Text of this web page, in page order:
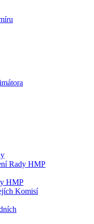
Rady HMP
HMP
Komisí